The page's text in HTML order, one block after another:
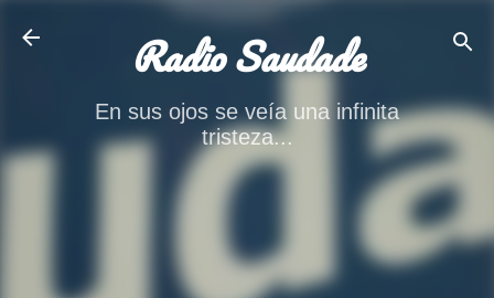
Radio Saudade
En sus ojos se veía una infinita
tristeza...